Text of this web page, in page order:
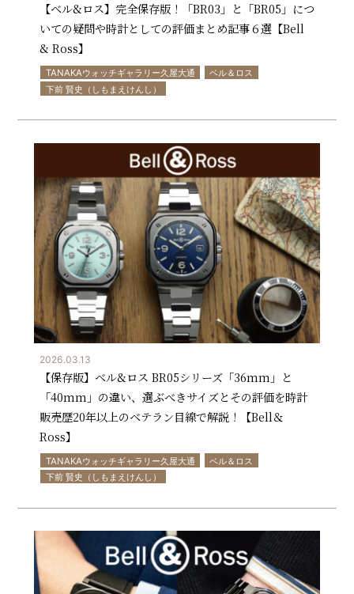
【ベル&ロス】完全保存版！「BR03」と「BR05」につ
いての疑問や時計としての評価まとめ記事６選【Bell
& Ross】
TANAKAウォッチギャラリー久屋大通
ベル＆ロス
下前 賢史（しもまえけんし）
2026.03.13
【保存版】ベル&ロス BR05シリーズ「36mm」と
「40mm」の違い、選ぶべきサイズとその評価を時計
販売歴20年以上のベテラン目線で解説！【Bell＆
Ross】
TANAKAウォッチギャラリー久屋大通
ベル＆ロス
下前 賢史（しもまえけんし）